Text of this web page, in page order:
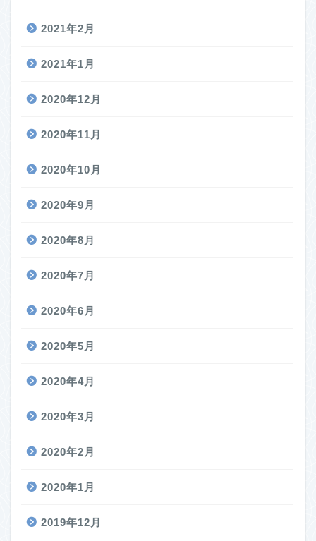
2021年2月
2021年1月
2020年12月
2020年11月
2020年10月
2020年9月
2020年8月
2020年7月
2020年6月
2020年5月
2020年4月
2020年3月
2020年2月
2020年1月
2019年12月